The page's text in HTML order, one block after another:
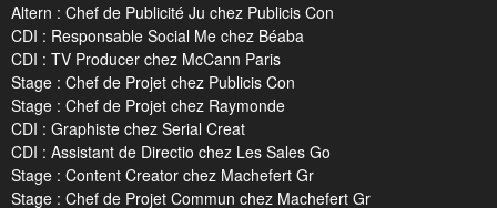
Altern : Chef de Publicité Ju chez Publicis Con
CDI : Responsable Social Me chez Béaba
CDI : TV Producer chez McCann Paris
Stage : Chef de Projet chez Publicis Con
Stage : Chef de Projet chez Raymonde
CDI : Graphiste chez Serial Creat
CDI : Assistant de Directio chez Les Sales Go
Stage : Content Creator chez Machefert Gr
Stage : Chef de Projet Commun chez Machefert Gr